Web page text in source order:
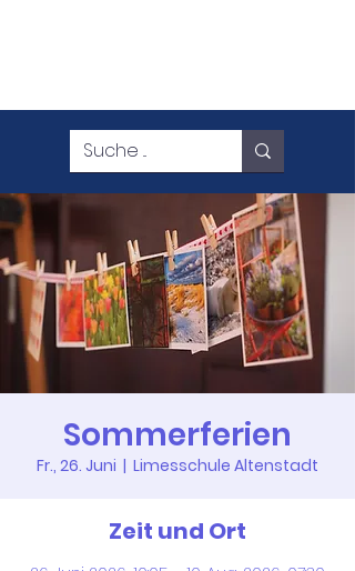
Sommerferien
Fr., 26. Juni
  |
Limesschule Altenstadt
Zeit und Ort